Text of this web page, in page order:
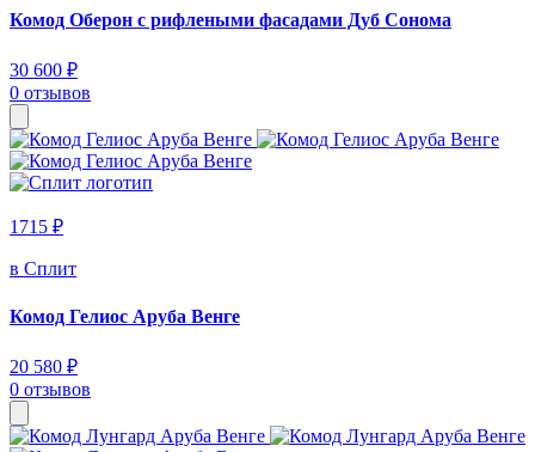
Комод Оберон с рифлеными фасадами Дуб Сонома
30 600 ₽
0 отзывов
1715 ₽
в Сплит
Комод Гелиос Аруба Венге
20 580 ₽
0 отзывов